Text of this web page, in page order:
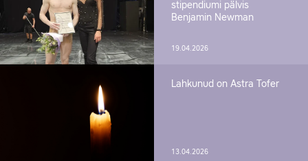
stipendiumi pälvis
Benjamin Newman
19.04.2026
Lahkunud on Astra Tofer
13.04.2026